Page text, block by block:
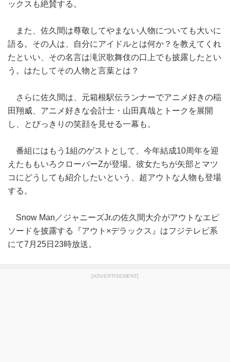
ックスも絶賛する。
また、佐久間は尊敬してやまない人物についても大いに
語る。その人は、自分にアイドルとは何か？を教えてくれ
たといい、その名言は滝沢歌舞伎の口上でも披露したとい
う。はたしてその人物と言葉とは？
さらに佐久間は、元箱根駅伝ランナーでアニメ好きの稲
田翔威、アニメ好きな会計士・山田真哉とトークを展開
し、とびっきりの笑顔を見せる一幕も。
番組にはもう1組のゲストとして、今年結成10周年を迎
えたももいろクローバーZが登場。彼女たちが矢部とマツ
コにどうしても紹介したいという、超アウトな人物も登場
する。
Snow Man／ジャニーズJr.の佐久間大介がアウトなエピ
ソードを披露する『アウト×デラックス』はフジテレビ系
にて7月25日23時放送。
[ADVERTISEMENT]